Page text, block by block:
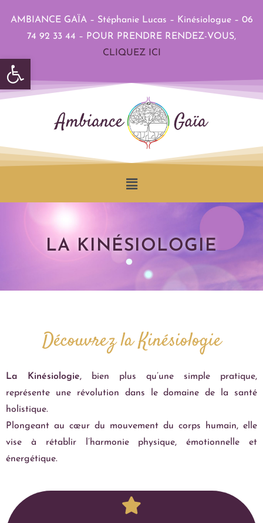
Ouvrir la barre d’outils
AMBIANCE GAÏA – Stéphanie Lucas – Kinésiologue – 06
74 92 33 44 – POUR PRENDRE RENDEZ-VOUS,
CLIQUEZ ICI
LA KINÉSIOLOGIE
Découvrez la Kinésiologie
La Kinésiologie, bien plus qu’une simple pratique,
représente une révolution dans le domaine de la santé
holistique.
Plongeant au cœur du mouvement du corps humain, elle
vise à rétablir l’harmonie physique, émotionnelle et
énergétique.